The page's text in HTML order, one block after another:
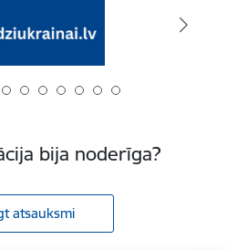
bija noderīga?
atsauksmi